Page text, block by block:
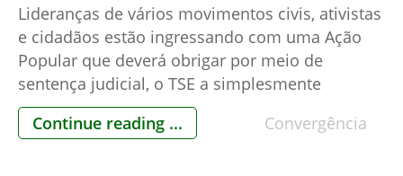
Lideranças de vários movimentos civis, ativistas
e cidadãos estão ingressando com uma Ação
Popular que deverá obrigar por meio de
sentença judicial, o TSE a simplesmente
cumprir a Lei, sem problemas orçamentários e
logísticos. Nas seções eleitorais nas quais não
Continue reading ... Convergência